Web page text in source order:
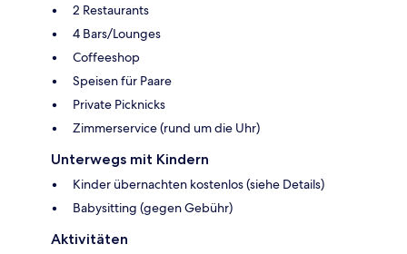
2 Restaurants
4 Bars/Lounges
Coffeeshop
Speisen für Paare
Private Picknicks
Zimmerservice (rund um die Uhr)
Unterwegs mit Kindern
Kinder übernachten kostenlos (siehe Details)
Babysitting (gegen Gebühr)
Aktivitäten